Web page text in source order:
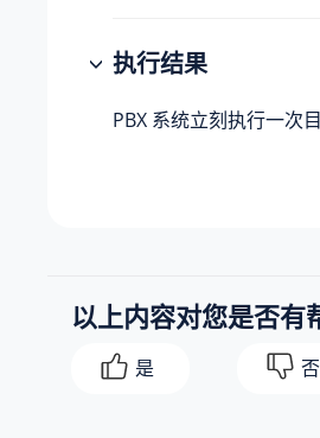
执行结果
PBX 系统立刻执行一次
以上内容对您是否有
是 否